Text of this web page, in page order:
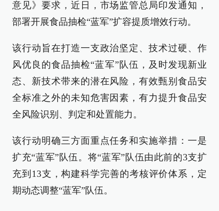
意见》要求，近日，市场监管总局印发通知，
部署开展食品抽检“蓝军”扩容提质增效行动。
该行动旨在打造一支政治坚定、技术过硬、作
风优良的食品抽检“蓝军”队伍，及时发现新业
态、新技术带来的潜在风险，有效甄别食品安
全标准之外的未知危害因素，有力提升食品安
全风险识别、判定和处置能力。
该行动明确三方面重点任务和实施举措：一是
扩充“蓝军”队伍。将“蓝军”队伍由此前的3支扩
充到13支，构建科学完善的考核评价体系，定
期动态调整“蓝军”队伍。